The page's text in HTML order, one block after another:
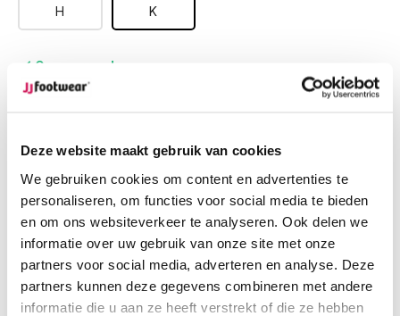
Deze website maakt gebruik van cookies
We gebruiken cookies om content en advertenties te
personaliseren, om functies voor social media te bieden
en om ons websiteverkeer te analyseren. Ook delen we
informatie over uw gebruik van onze site met onze
partners voor social media, adverteren en analyse. Deze
partners kunnen deze gegevens combineren met andere
informatie die u aan ze heeft verstrekt of die ze hebben
H K
Op voorraad
Ordered on workdays, shipped within 24 hours
same day
Free Shippingfrom €100,-
1500+ models in stock
Description
Keston - Black